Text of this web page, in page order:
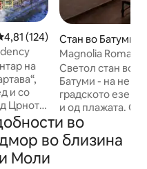
оцена: 4,81 од 5,
4,81 (124)
на
и со
Црното
со
кат во
&
Стан во Батуми
Magnolia
Светол стан во
Батуми - на
градското
и од плажата. Овде е лесно да се
опуштите:
кафе со капсули
на вечерниот
во
во близина
Моли